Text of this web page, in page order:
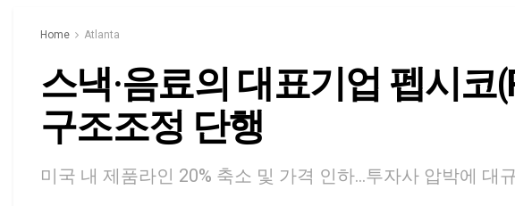
Home Atlanta
스낵·음료의 대표기업 펩시코
구조조정 단행
미국 내 제품라인 20% 축소 및 가격 인하...투자사 압박에 대